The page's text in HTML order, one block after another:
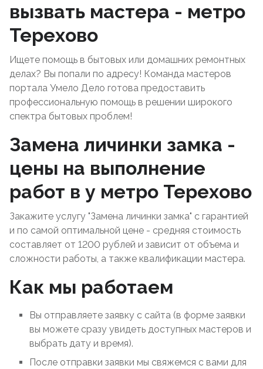
вызвать мастера - метро
Терехово
Ищете помощь в бытовых или домашних ремонтных
делах? Вы попали по адресу! Команда мастеров
портала Умело Дело готова предоставить
профессиональную помощь в решении широкого
спектра бытовых проблем!
Замена личинки замка -
цены на выполнение
работ в у метро Терехово
Закажите услугу "Замена личинки замка" с гарантией
и по самой оптимальной цене - средняя стоимость
составляет от 1200 рублей и зависит от объема и
сложности работы, а также квалификации мастера.
Как мы работаем
Вы отправляете заявку с сайта (в форме заявки
вы можете сразу увидеть доступных мастеров и
выбрать дату и время).
После отправки заявки мы свяжемся с вами для